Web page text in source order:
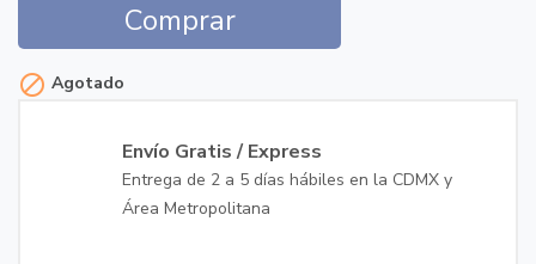
Comprar
 Agotado
Envío Gratis / Express
Entrega de 2 a 5 días hábiles en la CDMX y
Área Metropolitana